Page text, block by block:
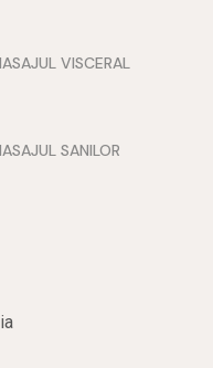
VISCERAL
SANILOR